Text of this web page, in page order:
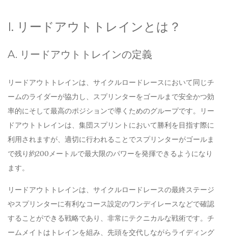
I. リードアウトトレインとは？
A. リードアウトトレインの定義
リードアウトトレインは、サイクルロードレースにおいて同じチ
ームのライダーが協力し、スプリンターをゴールまで安全かつ効
率的にそして最高のポジションで導くためのグループです。リー
ドアウトトレインは、集団スプリントにおいて勝利を目指す際に
利用されますが、適切に行われることでスプリンターがゴールま
で残り約200メートルで最大限のパワーを発揮できるようになり
ます。
リードアウトトレインは、サイクルロードレースの最終ステージ
やスプリンターに有利なコース設定のワンデイレースなどで確認
することができる戦略であり、非常にテクニカルな戦術です。チ
ームメイトはトレインを組み、先頭を交代しながらライディング